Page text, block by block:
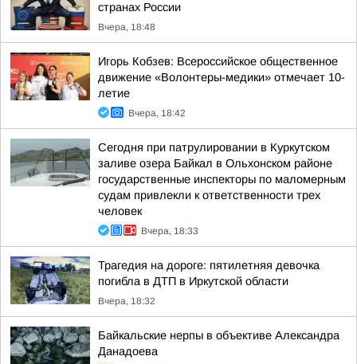
странах России
Вчера, 18:48
Игорь Кобзев: Всероссийское общественное
движение «Волонтеры-медики» отмечает 10-
летие
Вчера, 18:42
Сегодня при патрулировании в Куркутском
заливе озера Байкал в Ольхонском районе
государственные инспекторы по маломерным
судам привлекли к ответственности трех
человек
Вчера, 18:33
Трагедия на дороге: пятилетняя девочка
погибла в ДТП в Иркутской области
Вчера, 18:32
Байкальские нерпы в объективе Александра
Данадоева